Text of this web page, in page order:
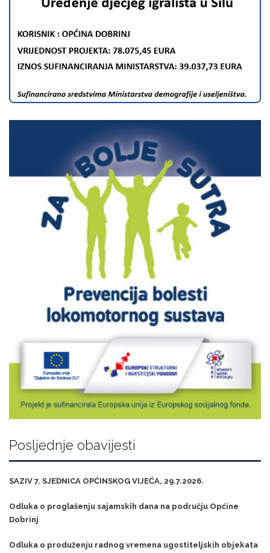
Posljednje obavijesti
SAZIV 7. SJEDNICA OPĆINSKOG VIJEĆA, 29.7.2026.
Odluka o proglašenju sajamskih dana na području Općine
Dobrinj
Odluka o produženju radnog vremena ugostiteljskih objekata